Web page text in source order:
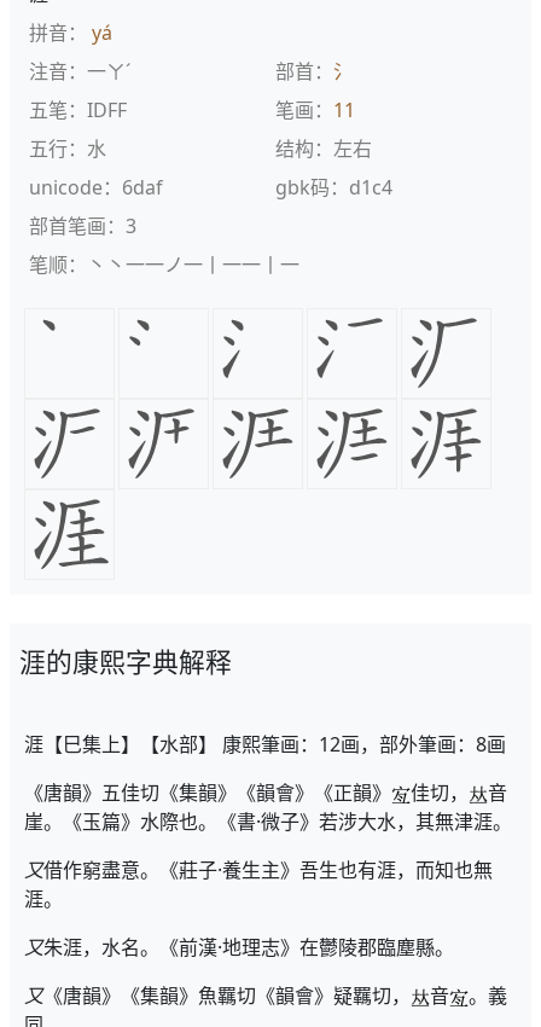
拼音： yá
注音：一ㄚˊ
部首： 氵
五笔：IDFF
笔画： 11
五行：水
结构：左右
unicode：6daf
gbk码：d1c4
部首笔画：3
笔顺：丶丶一一ノ一丨一一丨一
涯的康熙字典解释
涯【巳集上】【水部】 康熙筆画：12画，部外筆画：8画
《唐韻》五佳切《集韻》《韻會》《正韻》
佳切，
音
崖。《玉篇》水際也。《書·微子》若涉大水，其無津涯。
又借作窮盡意。《莊子·養生主》吾生也有涯，而知也無
涯。
又朱涯，水名。《前漢·地理志》在鬱陵郡臨塵縣。
又《唐韻》《集韻》魚羈切《韻會》疑羈切， 音
。義